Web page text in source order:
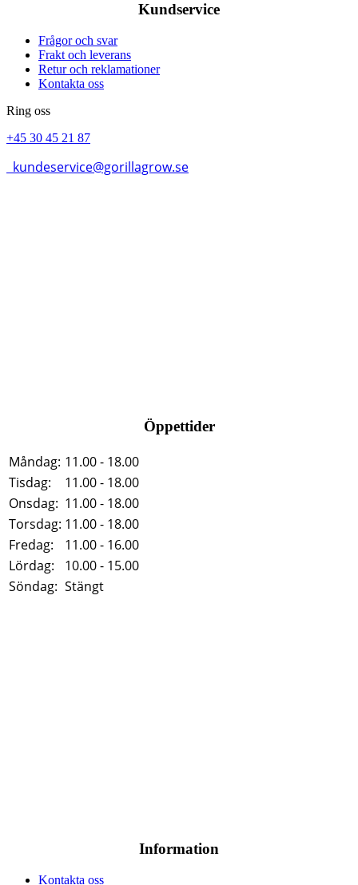
Kundservice
Frågor och svar
Frakt och leverans
Retur och reklamationer
Kontakta oss
Ring oss
+45 30 45 21 87
kundeservice@gorillagrow.se
Öppettider
Måndag: 11.00 - 18.00
Tisdag:
11.00 - 18.00
Onsdag: 11.00 - 18.00
Torsdag: 11.00 - 18.00
Fredag:
11.00 - 16.00
Lördag:
10.00 - 15.00
Söndag: Stängt
Information
Kontakta oss